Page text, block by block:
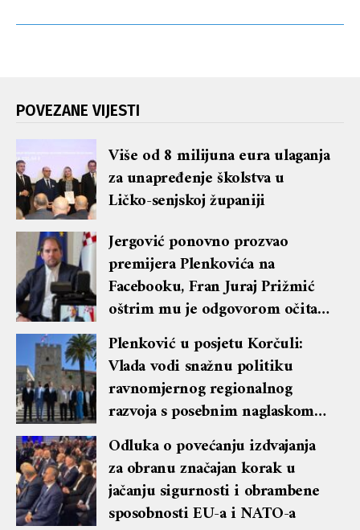
POVEZANE VIJESTI
Više od 8 milijuna eura ulaganja
za unapređenje školstva u
Ličko-senjskoj županiji
Jergović ponovno prozvao
premijera Plenkovića na
Facebooku, Fran Juraj Prižmić
oštrim mu je odgovorom očitao
lekciju te dobio blok i brisanje
komentara
Plenković u posjetu Korčuli:
Vlada vodi snažnu politiku
ravnomjernog regionalnog
razvoja s posebnim naglaskom
na otoke
Odluka o povećanju izdvajanja
za obranu značajan korak u
jačanju sigurnosti i obrambene
sposobnosti EU-a i NATO-a